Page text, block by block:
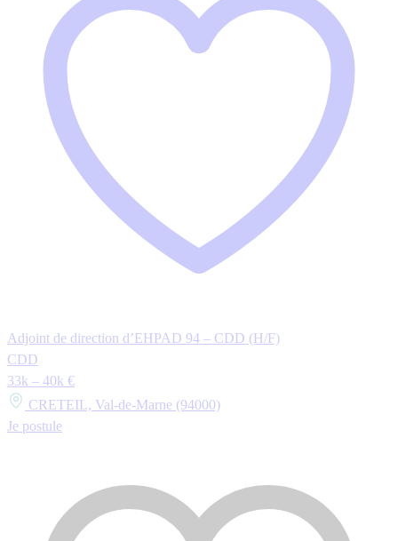
Adjoint de direction d’EHPAD 94 – CDD (H/F)
CDD
33k – 40k €
CRETEIL, Val-de-Marne (94000)
Je postule